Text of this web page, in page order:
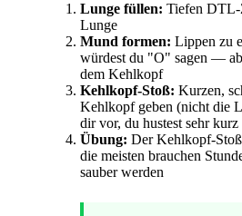
Lunge füllen: Tiefen DTL-
Lunge
Mund formen: Lippen zu
würdest du "O" sagen —
dem Kehlkopf
Kehlkopf-Stoß: Kurzen,
Kehlkopf geben (nicht die
dir vor, du hustest sehr kurz
Übung: Der Kehlkopf-
die meisten brauchen
sauber werden